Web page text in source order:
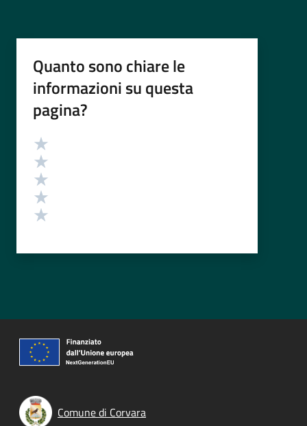
Quanto sono chiare le
informazioni su questa
pagina?
Valutazione
Comune di Corvara